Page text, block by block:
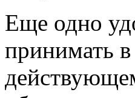
Еще одно
принимать